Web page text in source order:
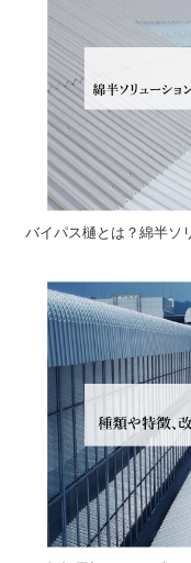
バイパス樋とは？綿半ソ